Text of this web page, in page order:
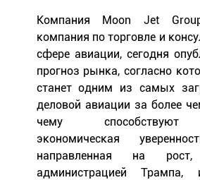
Компания Moon Jet
компания по торговле и
сфере авиации, сегодня
прогноз рынка, согласно
станет одним из самых
деловой авиации за более
чему способствуют
экономическая
направленная на рост,
администрацией Трампа,